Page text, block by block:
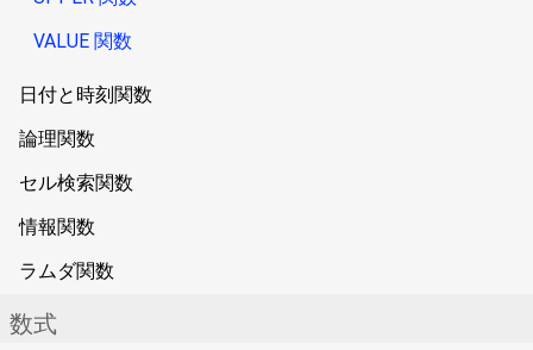
VALUE 関数
日付と時刻関数
論理関数
セル検索関数
情報関数
ラムダ関数
数式